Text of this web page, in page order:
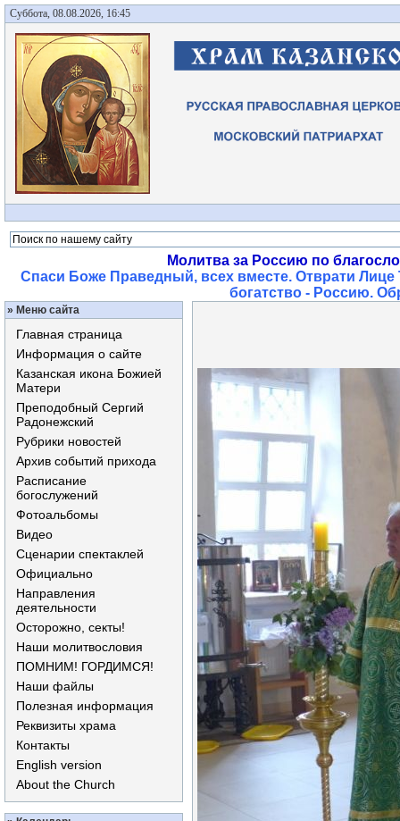
Суббота, 08.08.2026, 16:45
Молитва за Россию по
Спаси Боже Праведный, всех вместе. Отврати
богатство - Россию.
» Меню сайта
Главная страница
Информация о сайте
Казанская икона Божией
Матери
Преподобный Сергий
Радонежский
Рубрики новостей
Архив событий прихода
Расписание
богослужений
Фотоальбомы
Видео
Сценарии спектаклей
Официально
Направления
деятельности
Осторожно, секты!
Наши молитвословия
ПОМНИМ! ГОРДИМСЯ!
Наши файлы
Полезная информация
Реквизиты храма
Контакты
English version
About the Church